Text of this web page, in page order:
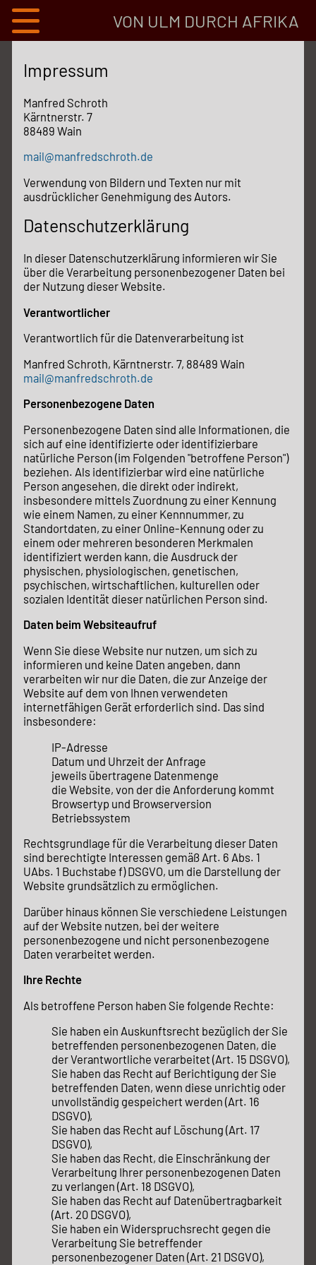
VON ULM DURCH AFRIKA
Impressum
Manfred Schroth
Kärntnerstr. 7
88489 Wain
mail@manfredschroth.de
Verwendung von Bildern und Texten nur mit
ausdrücklicher Genehmigung des Autors.
Datenschutzerklärung
In dieser Datenschutzerklärung informieren wir Sie
über die Verarbeitung personenbezogener Daten bei
der Nutzung dieser Website.
Verantwortlicher
Verantwortlich für die Datenverarbeitung ist
Manfred Schroth, Kärntnerstr. 7, 88489 Wain
mail@manfredschroth.de
Personenbezogene Daten
Personenbezogene Daten sind alle Informationen, die
sich auf eine identifizierte oder identifizierbare
natürliche Person (im Folgenden "betroffene Person")
beziehen. Als identifizierbar wird eine natürliche
Person angesehen, die direkt oder indirekt,
insbesondere mittels Zuordnung zu einer Kennung
wie einem Namen, zu einer Kennnummer, zu
Standortdaten, zu einer Online-Kennung oder zu
einem oder mehreren besonderen Merkmalen
identifiziert werden kann, die Ausdruck der
physischen, physiologischen, genetischen,
psychischen, wirtschaftlichen, kulturellen oder
sozialen Identität dieser natürlichen Person sind.
Daten beim Websiteaufruf
Wenn Sie diese Website nur nutzen, um sich zu
informieren und keine Daten angeben, dann
verarbeiten wir nur die Daten, die zur Anzeige der
Website auf dem von Ihnen verwendeten
internetfähigen Gerät erforderlich sind. Das sind
insbesondere:
IP-Adresse
Datum und Uhrzeit der Anfrage
jeweils übertragene Datenmenge
die Website, von der die Anforderung kommt
Browsertyp und Browserversion
Betriebssystem
Rechtsgrundlage für die Verarbeitung dieser Daten
sind berechtigte Interessen gemäß Art. 6 Abs. 1
UAbs. 1 Buchstabe f) DSGVO, um die Darstellung der
Website grundsätzlich zu ermöglichen.
Darüber hinaus können Sie verschiedene Leistungen
auf der Website nutzen, bei der weitere
personenbezogene und nicht personenbezogene
Daten verarbeitet werden.
Ihre Rechte
Als betroffene Person haben Sie folgende Rechte:
Sie haben ein Auskunftsrecht bezüglich der Sie
betreffenden personenbezogenen Daten, die
der Verantwortliche verarbeitet (Art. 15 DSGVO),
Sie haben das Recht auf Berichtigung der Sie
betreffenden Daten, wenn diese unrichtig oder
unvollständig gespeichert werden (Art. 16
DSGVO),
Sie haben das Recht auf Löschung (Art. 17
DSGVO),
Sie haben das Recht, die Einschränkung der
Verarbeitung Ihrer personenbezogenen Daten
zu verlangen (Art. 18 DSGVO),
Sie haben das Recht auf Datenübertragbarkeit
(Art. 20 DSGVO),
Sie haben ein Widerspruchsrecht gegen die
Verarbeitung Sie betreffender
personenbezogener Daten (Art. 21 DSGVO),